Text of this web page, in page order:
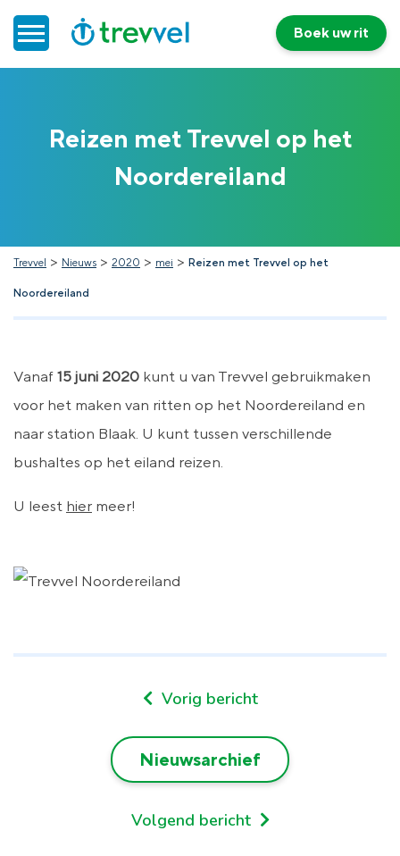
Nieuws
Contact
Boek uw rit
Reizen met Trevvel op het
Noordereiland
Trevvel > Nieuws > 2020 > mei > Reizen met Trevvel op het
Noordereiland
Vanaf 15 juni 2020 kunt u van Trevvel gebruikmaken
voor het maken van ritten op het Noordereiland en
naar station Blaak. U kunt tussen verschillende
bushaltes op het eiland reizen.
U leest hier meer!
Vorig bericht
Nieuwsarchief
Volgend bericht